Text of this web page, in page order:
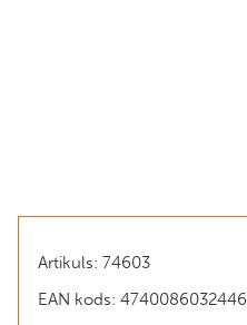
Artikuls: 74603
EAN kods: 4740086032446